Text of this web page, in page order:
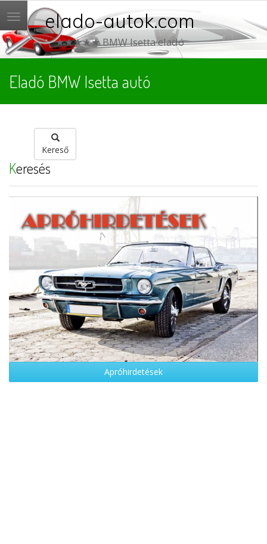
Menü elado-autok.com
★★★★★ BMW Isetta eladó
Eladó BMW Isetta autó
Kereső
Keresés
Apróhirdetések